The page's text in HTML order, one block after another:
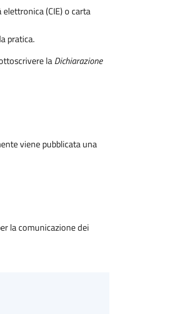
(CIE) o carta
pratica.
laDichiarazione
viene pubblicata una
la comunicazione dei